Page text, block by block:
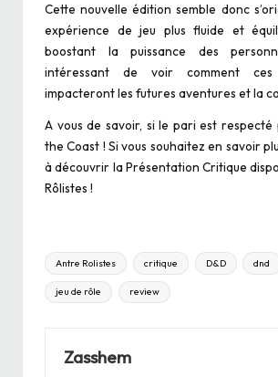
Cette nouvelle édition semble donc
expérience de jeu plus fluide et
boostant la puissance des
intéressant de voir comment ces
impacteront les futures aventures et la
A vous de savoir, si le pari est
the Coast ! Si vous souhaitez en savoir
à découvrir la Présentation Critique
Rôlistes !
Tags:
Antre Rolistes critique D&D dnd
jeu de rôle review
Zasshem